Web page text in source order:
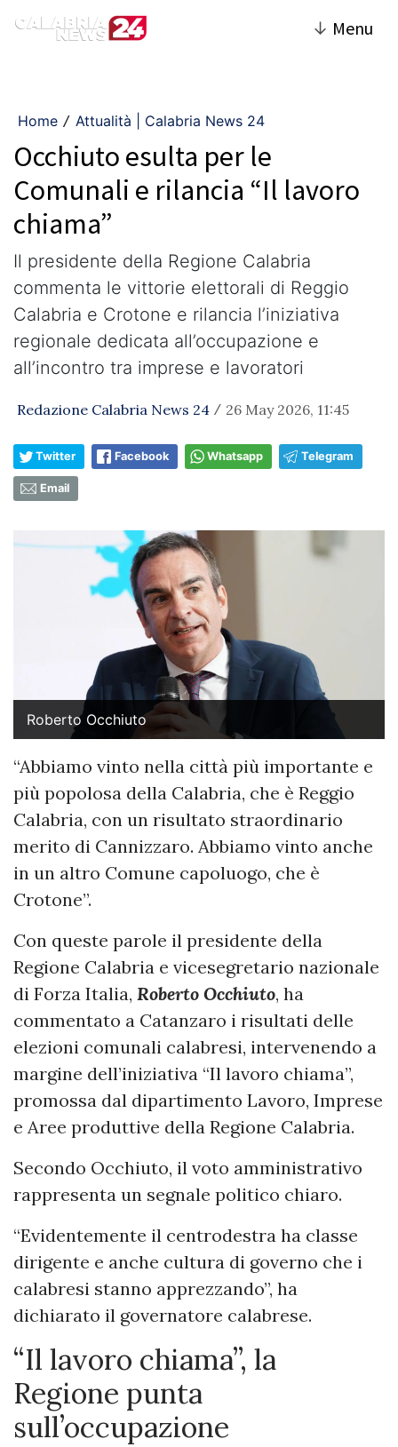
↓ Menu
Home / Attualità | Calabria News 24
Occhiuto esulta per le
Comunali e rilancia “Il lavoro
chiama”
Il presidente della Regione Calabria
commenta le vittorie elettorali di Reggio
Calabria e Crotone e rilancia l’iniziativa
regionale dedicata all’occupazione e
all’incontro tra imprese e lavoratori
Redazione Calabria News 24 / 26 May 2026, 11:45
Twitter Facebook Whatsapp Telegram
Email
Roberto Occhiuto
“Abbiamo vinto nella città più importante e
più popolosa della Calabria, che è Reggio
Calabria, con un risultato straordinario
merito di Cannizzaro. Abbiamo vinto anche
in un altro Comune capoluogo, che è
Crotone”.
Con queste parole il presidente della
Regione Calabria e vicesegretario nazionale
di Forza Italia, Roberto Occhiuto, ha
commentato a Catanzaro i risultati delle
elezioni comunali calabresi, intervenendo a
margine dell’iniziativa “Il lavoro chiama”,
promossa dal dipartimento Lavoro, Imprese
e Aree produttive della Regione Calabria.
Secondo Occhiuto, il voto amministrativo
rappresenta un segnale politico chiaro.
“Evidentemente il centrodestra ha classe
dirigente e anche cultura di governo che i
calabresi stanno apprezzando”, ha
dichiarato il governatore calabrese.
“Il lavoro chiama”, la
Regione punta
sull’occupazione